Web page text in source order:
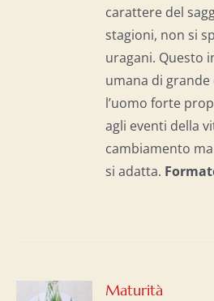
carattere del
stagioni, non si
uragani. Questo
umana di
l’uomo forte
agli eventi della
cambiamento
si adatta.
Maturità